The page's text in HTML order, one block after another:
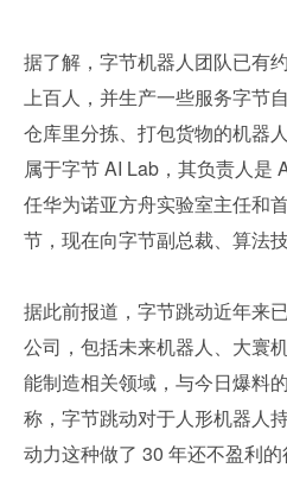
据了解，字节机器人团队已有
上百人，并生产一些服务字节
仓库里分拣、打包货物的机器
属于字节 AI Lab，其负责人是
任华为诺亚方舟实验室主任和
节，现在向字节副总裁、算法
据此前报道，字节跳动近年来
公司，包括未来机器人、大寰
能制造相关领域，与今日爆料
称，字节跳动对于人形机器人
动力这种做了 30 年还不盈利的